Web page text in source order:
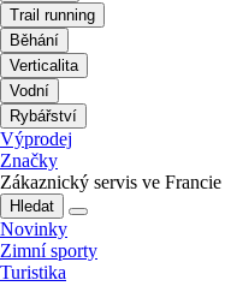
Trail running
Běhání
Verticalita
Vodní
Rybářství
Výprodej
Značky
Zákaznický servis ve Francie
Hledat
Novinky
Zimní sporty
Turistika